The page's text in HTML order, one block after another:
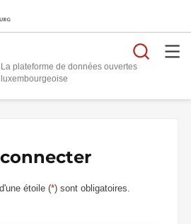
La plateforme de données ouvertes
étoile (*) sont obligatoires.